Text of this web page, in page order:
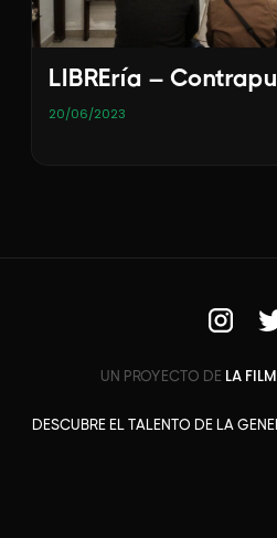
LIBREría –
20/06/2023
UN PROYECTO DE LA
DESCUBRE EL TALENTO DE LA